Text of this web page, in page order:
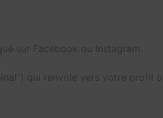
sur Facebook ou Instagram.
qui renvoie vers votre profil